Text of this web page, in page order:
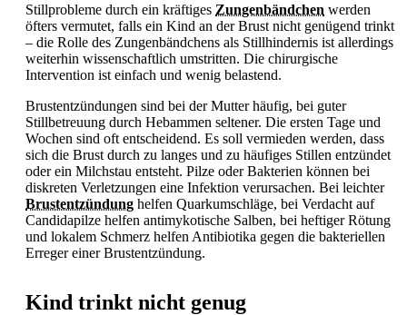
Stillprobleme durch ein kräftiges Zungenbändchen werden
öfters vermutet, falls ein Kind an der Brust nicht genügend trinkt
– die Rolle des Zungenbändchens als Stillhindernis ist allerdings
weiterhin wissenschaftlich umstritten. Die chirurgische
Intervention ist einfach und wenig belastend.
Brustentzündungen sind bei der Mutter häufig, bei guter
Stillbetreuung durch Hebammen seltener. Die ersten Tage und
Wochen sind oft entscheidend. Es soll vermieden werden, dass
sich die Brust durch zu langes und zu häufiges Stillen entzündet
oder ein Milchstau entsteht. Pilze oder Bakterien können bei
diskreten Verletzungen eine Infektion verursachen. Bei leichter
Brustentzündung helfen Quarkumschläge, bei Verdacht auf
Candidapilze helfen antimykotische Salben, bei heftiger Rötung
und lokalem Schmerz helfen Antibiotika gegen die bakteriellen
Erreger einerBrustentzündung.
Kind trinkt nicht genug